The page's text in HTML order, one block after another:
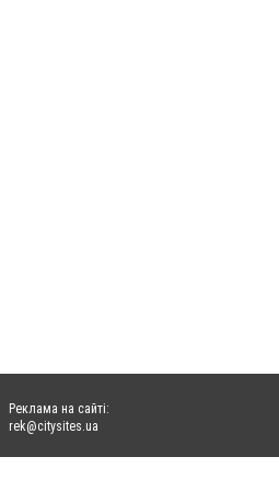
Реклама на сайті:
rek@citysites.ua